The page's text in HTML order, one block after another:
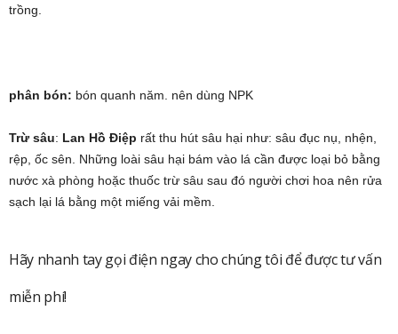
trồng.
phân bón: bón quanh năm. nên dùng NPK
Trừ sâu: Lan Hồ Điệp rất thu hút sâu hại như: sâu đục nụ, nhện,
rệp, ốc sên. Những loài sâu hại bám vào lá cần được loại bỏ bằng
nước xà phòng hoặc thuốc trừ sâu sau đó người chơi hoa nên rửa
sạch lại lá bằng một miếng vải mềm.
Hãy nhanh tay gọi điện ngay cho chúng tôi để được tư vấn
miễn phí!